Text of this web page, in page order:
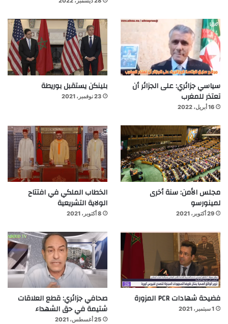
سياسي جزائري: على الجزائر أن
تعتذر للمغرب
16 أبريل، 2022
بلينكن يستقبل بوريطة
23 نوفمبر، 2021
مجلس الأمن: سنة أخرى
لمينورسو
29 أكتوبر، 2021
الخطاب الملكي في افتتاح
الولاية التشريعية
8 أكتوبر، 2021
فضيحة شهادات PCR المزورة
1 سبتمبر، 2021
صحافي جزائري: قطع العلاقات
شتيمة في حق الشهداء
25 أغسطس، 2021